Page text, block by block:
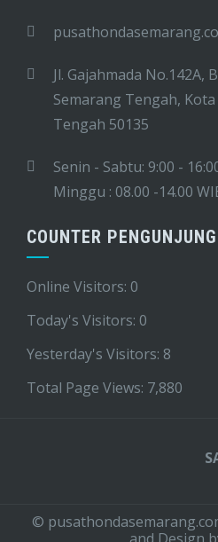
Jl. Gajahmada No.142A,
Semarang Tengah, Kota
Tengah 50135
Senin - Sabtu: 9:00 -
Minggu : 08.00 -14.00
COUNTER PENGUNJUNG
Online Visitors: 0
Today's Visitors: 0
Yesterday's Visitors: 8
Total Page Views: 7,880
©